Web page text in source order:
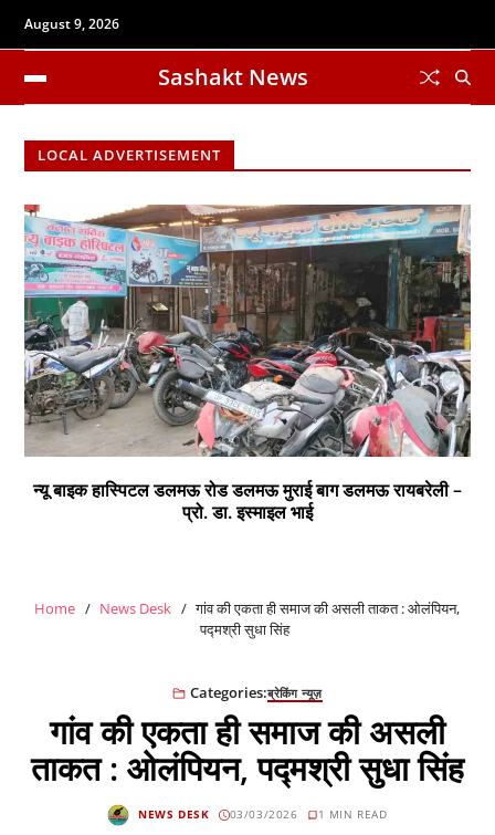
August 9, 2026
Sashakt News
LOCAL ADVERTISEMENT
न्यू बाइक हास्पिटल डलमऊ रोड डलमऊ मुराई बाग डलमऊ रायबरेली –
प्रो. डा. इस्माइल भाई
Home News Desk
गांव की एकता ही समाज की असली ताकत : ओलंपियन,
पद्मश्री सुधा सिंह
Categories:ब्रेकिंग न्यूज़
गांव की एकता ही समाज की असली
ताकत : ओलंपियन, पद्मश्री सुधा सिंह
NEWS DESK 03/03/2026 1 MIN READ